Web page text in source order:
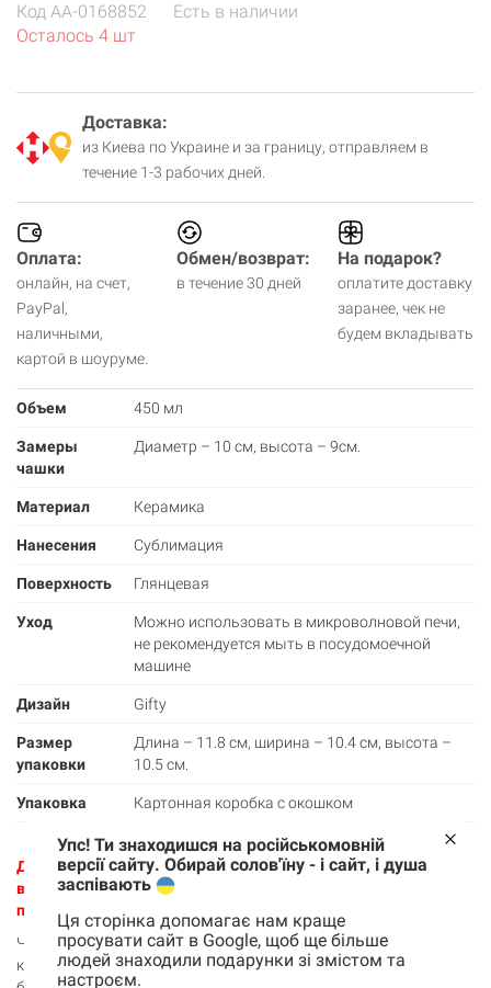
Код AA-0168852
Есть в наличии
Осталось 4 шт
Доставка:
из Киева по Украине и за границу, отправляем в
течение 1-3 рабочих дней.
Оплата:
онлайн, на счет,
PayPal,
наличными,
картой в шоуруме.
Обмен/возврат:
в течение 30 дней
На подарок?
оплатите доставку
заранее, чек не
будем вкладывать
Объем 450 мл
Замеры
чашки
Диаметр – 10 см, высота – 9см.
Материал Керамика
Нанесения Сублимация
Поверхность Глянцевая
Уход
Можно использовать в микроволновой печи,
не рекомендуется мыть в посудомоечной
машине
Дизайн Gifty
Размер
упаковки
Длина – 11.8 см, ширина – 10.4 см, высота –
10.5 см.
Упаковка Картонная коробка с окошком
Делаем чашку специально для тебя под заказ. На все про
все – 3-5 рабочих дня. К изготовлению приступаем после
полной оплаты.
Чашка с приколом с Ежом для всех, кто занимается
криптовалютой – это хорошее настроение, удобная чашка с
Упс! Ти знаходишся на російськомовній
версії сайту. Обирай солов'їну - і сайт, і душа
заспівають
Ця сторінка допомагає нам краще
просувати сайт в Google, щоб ще більше
людей знаходили подарунки зі змістом та
настроєм.